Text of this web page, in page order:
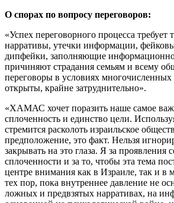
О спорах по вопросу переговоров:
«Успех переговорного процесса
нарративы, утечки информации,
дипфейки, заполняющие
причиняют страдания семьям и всему
переговоры в условиях многочисленных
открыты, крайне затруднительно».
«ХАМАС хочет поразить наше самое
сплоченность и единство цели.
стремится расколоть израильское
предположение, это факт. Нельзя
закрывать на это глаза. Я за проявления
сплоченности и за то, чтобы эта тема
центре внимания как в Израиле, так и в
тех пор, пока внутреннее давление не
ложных и предвзятых нарративах, на